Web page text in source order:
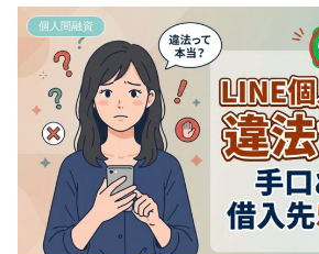
個人間融資